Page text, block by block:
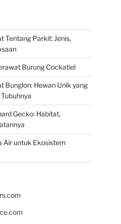
Tentang Parkit: Jenis,
Burung Cockatiel
Bunglon: Hewan Unik yang
Gecko: Habitat,
Air untuk Ekosistem